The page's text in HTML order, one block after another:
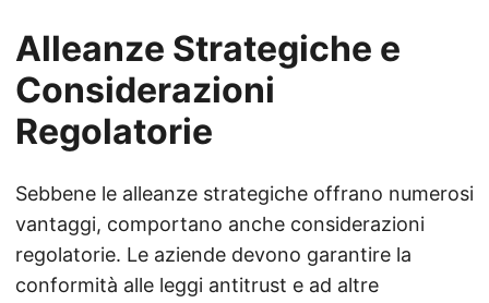
Alleanze Strategiche e
Considerazioni
Regolatorie
Sebbene le alleanze strategiche offrano numerosi
vantaggi, comportano anche considerazioni
regolatorie. Le aziende devono garantire la
conformità alle leggi antitrust e ad altre